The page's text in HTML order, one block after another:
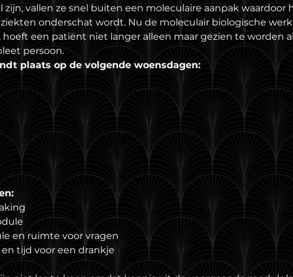
vallen ze snel buiten een moleculaire aanpak waardoor
onderschat wordt. Nu de moleculair biologische
een patiënt niet langer alleen maar gezien te worden
persoon.
plaats op de volgende woensdagen:
en ruimte voor vragen
tijd voor een drankje